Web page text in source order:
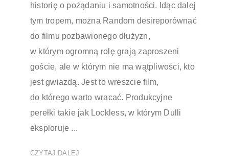
historię o pożądaniu i samotności. Idąc dalej
tym tropem, można Random desireporównać
do filmu pozbawionego dłużyzn,
w którym ogromną rolę grają zaproszeni
goście, ale w którym nie ma wątpliwości, kto
jest gwiazdą. Jest to wreszcie film,
do którego warto wracać. Produkcyjne
perełki takie jak Lockless, w którym Dulli
eksploruje ...
CZYTAJ DALEJ